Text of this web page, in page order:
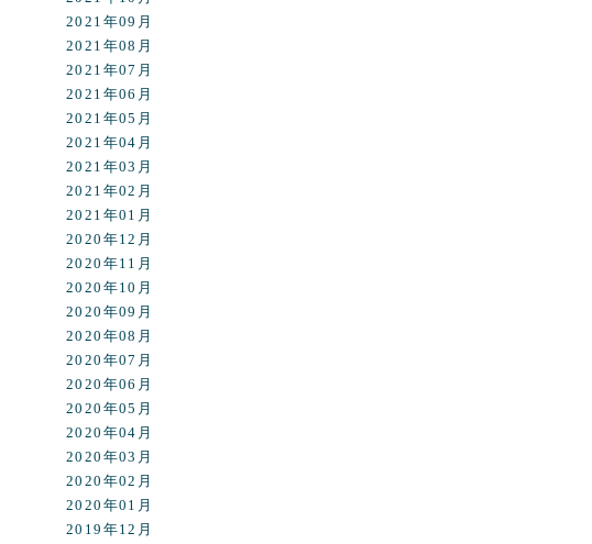
2021年09月
2021年08月
2021年07月
2021年06月
2021年05月
2021年04月
2021年03月
2021年02月
2021年01月
2020年12月
2020年11月
2020年10月
2020年09月
2020年08月
2020年07月
2020年06月
2020年05月
2020年04月
2020年03月
2020年02月
2020年01月
2019年12月